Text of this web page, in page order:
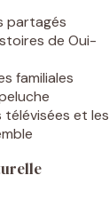
partagés
de Oui-
familiales
télévisées et les